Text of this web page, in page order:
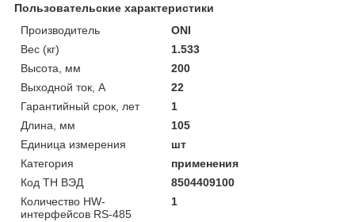
Пользовательские характеристики
Производитель
ONI
Вес (кг)
1.533
Высота, мм
200
Выходной ток, А
22
Гарантийный срок, лет
1
Длина, мм
105
Единица измерения
шт
Категория
применения
Код ТН ВЭД
8504409100
Количество HW-
интерфейсов RS-485
1